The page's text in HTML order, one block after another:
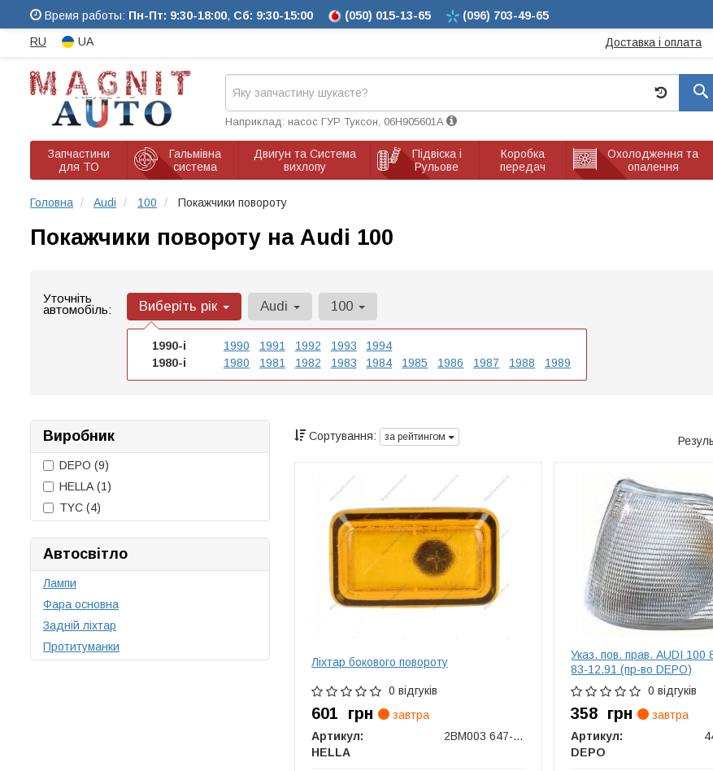
Время работы: Пн-Пт: 9:30-18:00, Сб: 9:30-15:00 (050) 015-13-65 (096) 703-49-65
RU UA Доставка і оплата
Наприклад: насос ГУР Туксон, 06H905601A
Запчастини
для ТО
Гальмівна
система
Двигун та Система
вихлопу
Підвіска і
Рульове
Коробка
передач
Охолодження та
опалення
Головна Audi 100 Покажчики повороту
Покажчики повороту на Audi 100
Уточніть
автомобіль:
Виберіть рік
1990-і 1990 1991 1992 1993
1994
1980-і
1980 1981 1982 1983 1984 1985 1986 1987 1988 1989
Audi 100
Виробник
DEPO (9)
HELLA (1)
TYC (4)
Автосвітло
Лампи
Фара основна
Задній ліхтар
Протитуманки
Сортування: за рейтингом
Ліхтар бокового повороту
0 відгуків
601 грн
завтра
Артикул:
2BM003 647-021
HELLA
Указ. пов. прав. AUDI 100
83-12.91 (пр-во DEPO)
0 відгуків
358 грн
завтра
Артикул:
DEPO